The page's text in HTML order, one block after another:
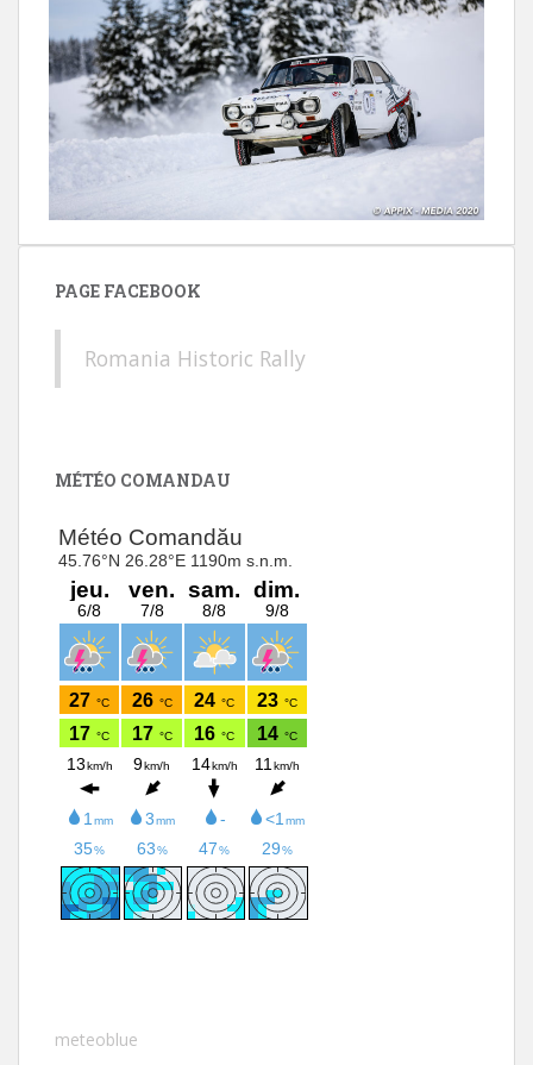
PAGE FACEBOOK
Romania Historic Rally
MÉTÉO COMANDAU
meteoblue